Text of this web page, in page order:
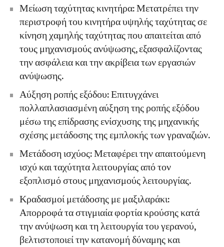
Μείωση ταχύτητας κινητήρα: Μετατρέπει την
περιστροφή του κινητήρα υψηλής ταχύτητας σε
κίνηση χαμηλής ταχύτητας που απαιτείται από
τους μηχανισμούς ανύψωσης, εξασφαλίζοντας
την ασφάλεια και την ακρίβεια των εργασιών
ανύψωσης.
Αύξηση ροπής εξόδου: Επιτυγχάνει
πολλαπλασιασμένη αύξηση της ροπής εξόδου
μέσω της επίδρασης ενίσχυσης της μηχανικής
σχέσης μετάδοσης της εμπλοκής των γραναζιών.
Μετάδοση ισχύος: Μεταφέρει την απαιτούμενη
ισχύ και ταχύτητα λειτουργίας από τον
εξοπλισμό στους μηχανισμούς λειτουργίας.
Κραδασμοί μετάδοσης με μαξιλαράκι:
Απορροφά τα στιγμιαία φορτία κρούσης κατά
την ανύψωση και τη λειτουργία του γερανού,
βελτιστοποιεί την κατανομή δύναμης και